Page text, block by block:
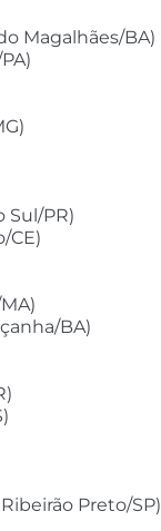
Magalhães/BA)
Sul/PR)
CE)
BA)
Preto/SP)